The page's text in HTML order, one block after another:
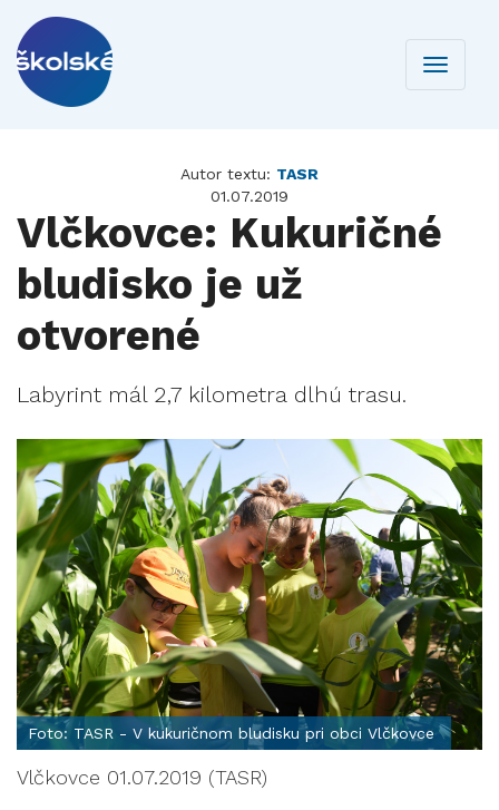
Toggle
Autor textu: TASR
01.07.2019
Vlčkovce: Kukuričné
bludisko je už
otvorené
Labyrint mál 2,7 kilometra dlhú trasu.
Foto: TASR - V kukuričnom bludisku pri obci Vlčkovce
Vlčkovce 01.07.2019 (TASR)